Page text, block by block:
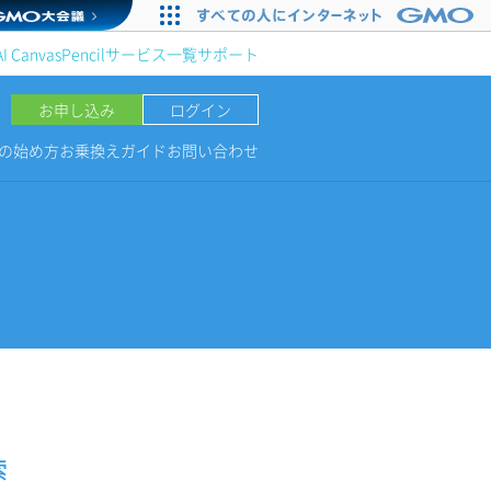
CanvasPencilサービス一覧サポート
お申し込み
ログイン
始め方お乗換えガイドお問い合わせ